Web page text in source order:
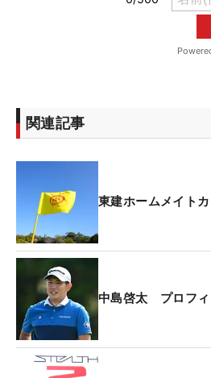
関連記事
東建ホームメイト
中島啓太 プロフィ